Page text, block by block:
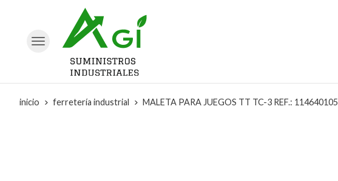
inicio ferretería industrial MALETA PARA JUEGOS TT TC-3 REF.: 114640105